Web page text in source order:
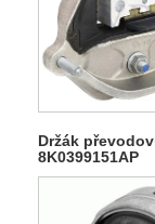
Držák
8K0399151AP